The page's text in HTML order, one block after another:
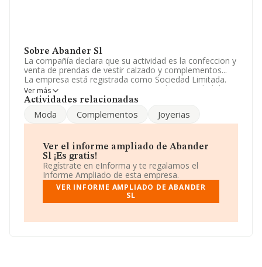
Sobre Abander Sl
La compañía declara que su actividad es la confeccion y
venta de prendas de vestir calzado y complementos...
La empresa está registrada como Sociedad Limitada.
Tiene CNAE: 1424 - '%cnae%'. No realiza actividad de
importación y/o exportación.
Ha habido un incremento en cuanto al número de
empleados y según las cifras existentes en la base de
por encima de la media de sector.
Para comunicarse con sus oficinas, el número de
teléfono es 954225494.
La sociedad española Abander S.L, con NIF
B85656155, tiene su domicilio social establecido en
Andalucía.
Ver más
Actividades relacionadas
Moda Complementos Joyerias
Ver el informe ampliado de Abander
Sl ¡Es gratis!
Regístrate en eInforma y te regalamos el
Informe Ampliado de esta empresa.
VER INFORME AMPLIADO DE ABANDER
SL